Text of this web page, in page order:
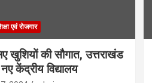
एवं रोजगार
खुशियों की सौगात, उत्तराखंड
केंद्रीय विद्यालय